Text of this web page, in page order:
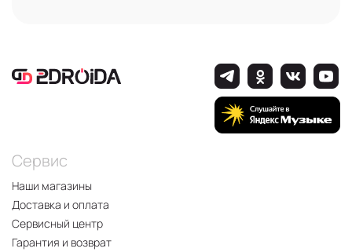
Сервис
Наши магазины
Доставка и оплата
Сервисный центр
Гарантия и возврат